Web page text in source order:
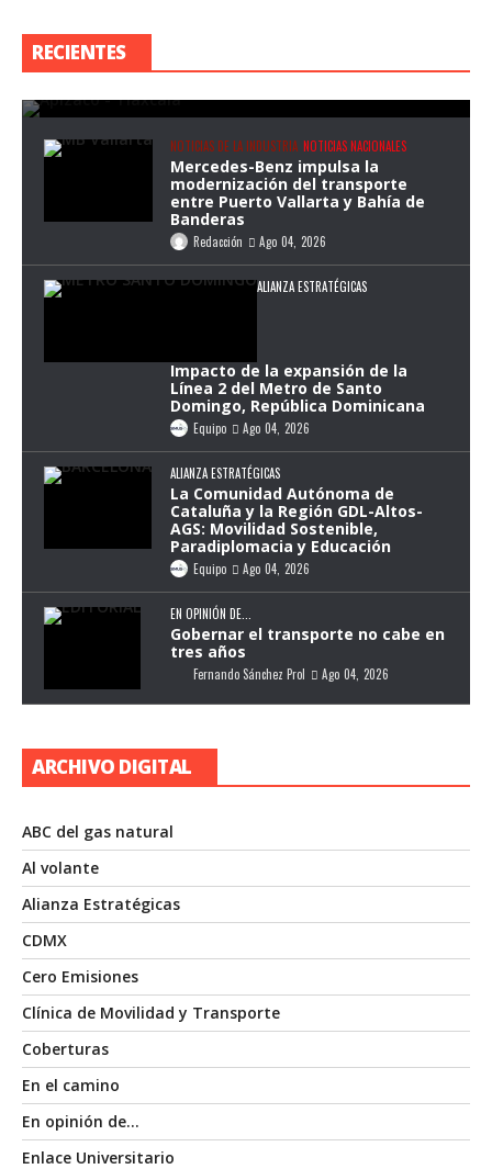
RECIENTES
transporte público en rutas federales
tras acuerdo con la Federación
NOTICIAS DE LA INDUSTRIA NOTICIAS NACIONALES
Mercedes-Benz impulsa la
modernización del transporte
entre Puerto Vallarta y Bahía de
Banderas
Redacción Ago 04, 2026
ALIANZA ESTRATÉGICAS
Impacto de la expansión de la
Línea 2 del Metro de Santo
Domingo, República Dominicana
Equipo Ago 04, 2026
ALIANZA ESTRATÉGICAS
La Comunidad Autónoma de
Cataluña y la Región GDL-Altos-
AGS: Movilidad Sostenible,
Paradiplomacia y Educación
Equipo Ago 04, 2026
EN OPINIÓN DE...
Gobernar el transporte no cabe en
tres años
Fernando Sánchez Prol Ago 04, 2026
ARCHIVO DIGITAL
ABC del gas natural
Al volante
Alianza Estratégicas
CDMX
Cero Emisiones
Clínica de Movilidad y Transporte
Coberturas
En el camino
En opinión de…
Enlace Universitario